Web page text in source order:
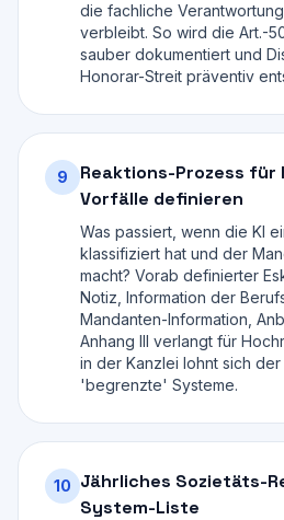
die fachliche
verbleibt. So wird die Art.-
sauber dokumentiert und
Honorar-Streit präventiv
9
Reaktions-Prozess für
Vorfälle definieren
Was passiert, wenn die KI
klassifiziert hat und der
macht? Vorab definierter
Notiz, Information der
Mandanten-Information,
Anhang III verlangt für
in der Kanzlei lohnt sich
'begrenzte' Systeme.
10 Jährliches Sozietäts-
System-Liste